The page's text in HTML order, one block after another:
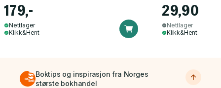
179,-
Nettlager
Klikk&Hent
29,90
Nettlager
Klikk&Hent
Boktips og inspirasjon fra Norges
største bokhandel